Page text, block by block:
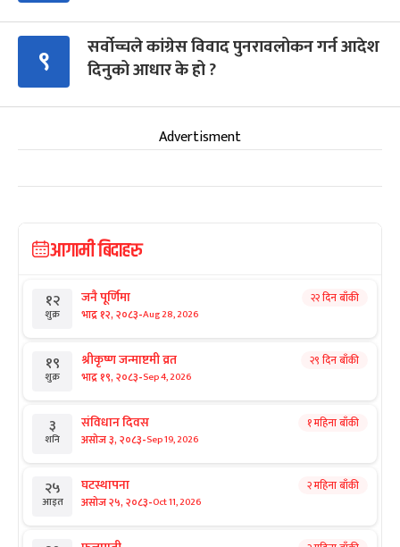
९
सर्वोच्चले कांग्रेस विवाद पुनरावलोकन गर्न आदेश
दिनुको आधार के हो ?
Advertisment
आगामी बिदाहरु
१२
शुक्र
जनै पूर्णिमा
भाद्र १२, २०८३-Aug 28, 2026
२२ दिन बाँकी
१९
शुक्र
श्रीकृष्ण जन्माष्टमी व्रत
भाद्र १९, २०८३-Sep 4, 2026
२९ दिन बाँकी
३
शनि
संविधान दिवस
असोज ३, २०८३-Sep 19, 2026
१ महिना बाँकी
२५
आइत
घटस्थापना
असोज २५, २०८३-Oct 11, 2026
२ महिना बाँकी